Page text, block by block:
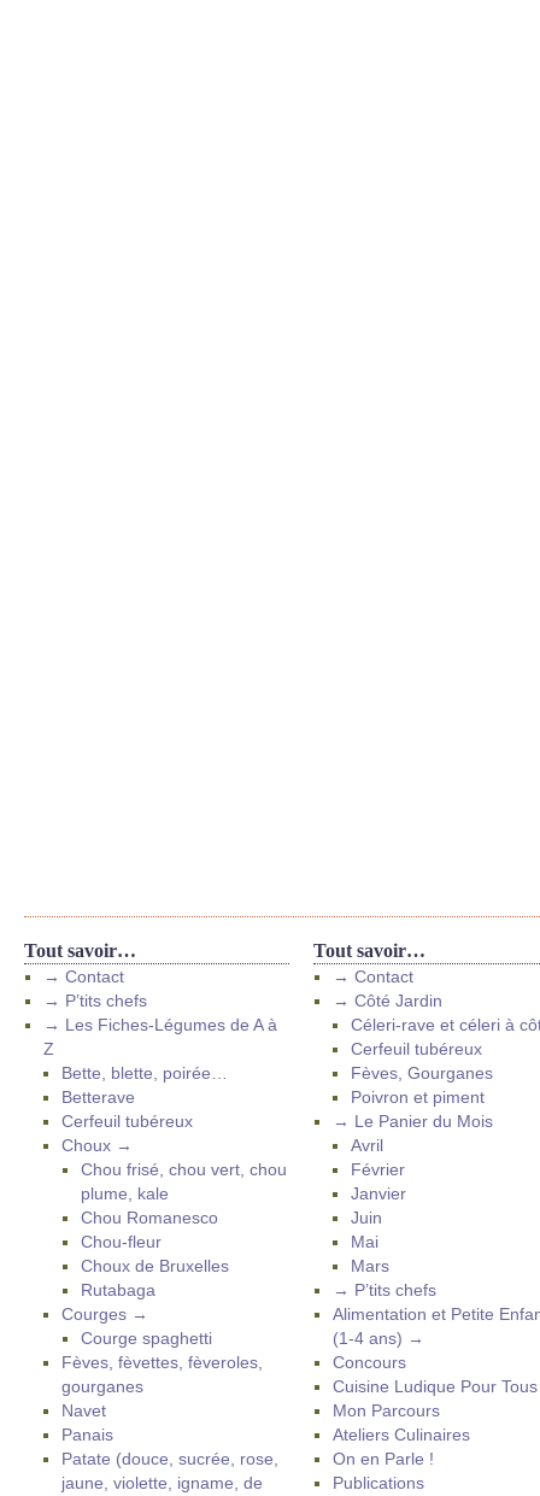
Tout savoir…
→ Contact
→ P’tits chefs
→ Les Fiches-Légumes de A à
Z
Bette, blette, poirée…
Betterave
Cerfeuil tubéreux
Choux →
Chou frisé, chou vert, chou
plume, kale
Chou Romanesco
Chou-fleur
Choux de Bruxelles
Rutabaga
Courges →
Courge spaghetti
Fèves, fèvettes, fèveroles,
gourganes
Navet
Panais
Patate (douce, sucrée, rose,
jaune, violette, igname, de
Tout savoir…
→ Contact
→ Côté Jardin
Céleri-rave et céleri à
Cerfeuil tubéreux
Fèves, Gourganes
Poivron et piment
→ Le Panier du Mois
Avril
Février
Janvier
Juin
Mai
Mars
→ P’tits chefs
Alimentation et Petite
(1-4 ans) →
Concours
Cuisine Ludique Pour
Mon Parcours
Ateliers Culinaires
On en Parle !
Publications